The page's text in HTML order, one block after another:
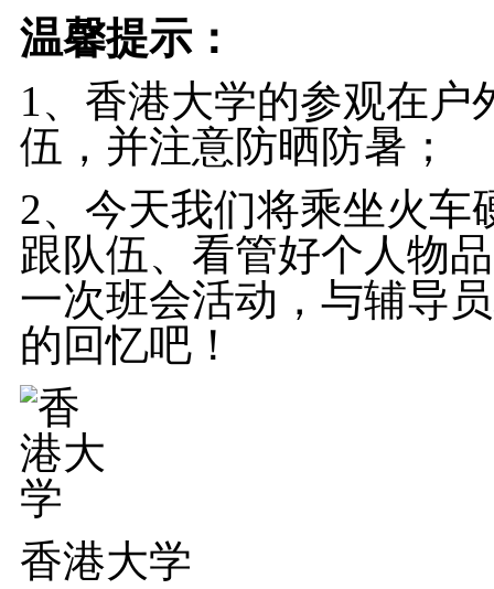
温馨提示：
1、香港大学的参观在
伍，并注意防晒防暑；
2、今天我们将乘坐火车
跟队伍、看管好个人物
一次班会活动，与辅导
的回忆吧！
香港大学